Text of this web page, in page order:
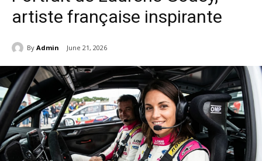
artiste française inspirante
By Admin June 21, 2026